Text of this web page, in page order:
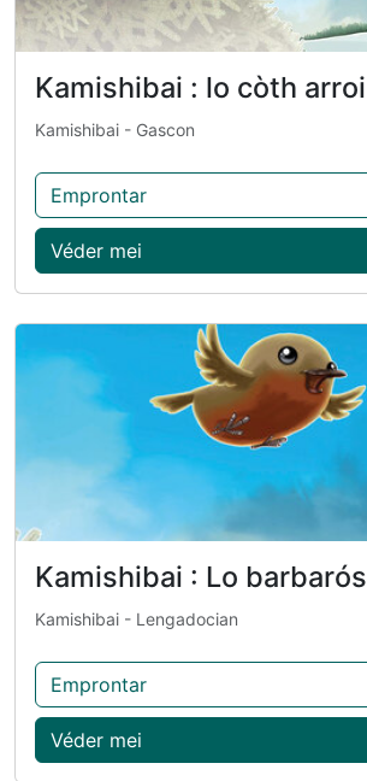
Kamishibai : lo còth arroi
Kamishibai - Gascon
Emprontar
Véder mei
Kamishibai : Lo barbarós
Kamishibai - Lengadocian
Emprontar
Véder mei